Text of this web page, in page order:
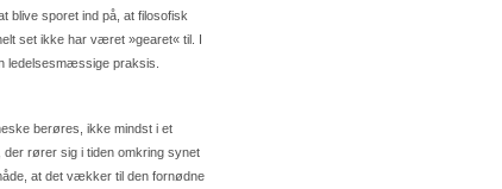
sporet ind på, at filosofisk
set ikke har været »gearet« til. I
ledelsesmæssige praksis.
berøres, ikke mindst i et
rører sig i tiden omkring synet
at det vækker til den fornødne